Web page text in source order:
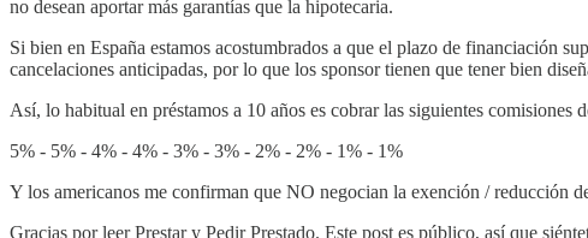
no desean aportar más garantías que la hipotecaria.
Si bien en España estamos acostumbrados a que el plazo de financiación
cancelaciones anticipadas, por lo que los sponsor tienen que tener bien
Así, lo habitual en préstamos a 10 años es cobrar las siguientes
5% - 5% - 4% - 4% - 3% - 3% - 2% - 2% - 1% - 1%
Y los americanos me confirman que NO negocian la exención / reducción
Gracias por leer Prestar y Pedir Prestado. Este post es público, así que